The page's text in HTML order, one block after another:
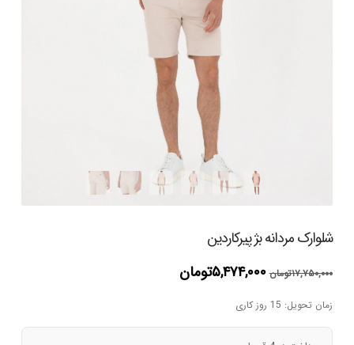
شلوارک مردانه بژ پیرکاردین
۱۷,۷۵۰,۰۰۰تومان قیمت
اصلی
بود.
۵,۴۷۴,۰۰۰تومان
زمان تحویل: 15 روز کاری